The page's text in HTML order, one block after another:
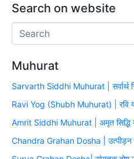
Search on website
Muhurat
Sarvarth Siddhi Muhurat | सर्वार्थ
Ravi Yog (Shubh Muhurat) | रवि
Amrit Siddhi Muhurat | अमृत
Chandra Grahan Dosha | उत्पीड़न